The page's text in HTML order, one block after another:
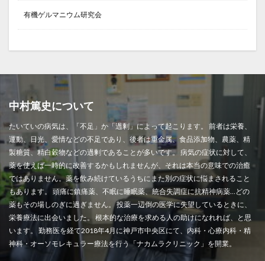
有機ゲルマニウム研究会
中村篤史について
たいていの病気は、「不足」か「過剰」によって起こります。 前者は栄養、
運動、日光、愛情などの不足であり、後者は重金属、食品添加物、農薬、精
製糖質、精白穀物などの過剰であることが多いです。 病気の症状に対して、
薬を使えば一時的に改善するかもしれませんが、それは本当の意味での治癒
ではありません。薬を飲み続けているうちにまた別の症状に悩まされること
もあります。 頭痛に鎮痛薬、不眠に睡眠薬、統合失調症に抗精神病薬…どの
薬もその場しのぎに過ぎません。 投薬一辺倒の医学に失望しているときに、
栄養療法に出会いました。 根本的な治療を求める人の助けになれれば、と思
います。 勤務医を経て2018年4月に神戸市中央区にて、内科・心療内科・精
神科・オーソモレキュラー療法を行う「ナカムラクリニック」を開業。